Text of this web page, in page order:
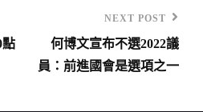
點
Post
NEXT POST
何博文宣布不選2022議
員：前進國會是選項之一